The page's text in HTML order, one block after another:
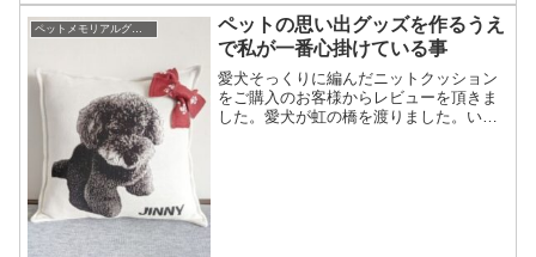
ペットの思い出グッズを作るうえ
で私が一番心掛けている事
愛犬そっくりに編んだニットクッション
をご購入のお客様からレビューを頂きま
した。愛犬が虹の橋を渡りました。いつ